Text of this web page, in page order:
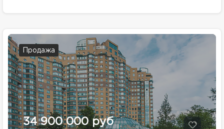
Продажа
34 900 000 руб